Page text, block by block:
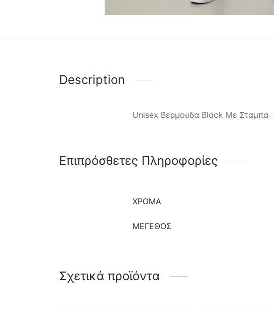
Description
Unisex Βερμουδα Block Με Σταμπα
Επιπρόσθετες Πληροφορίες
ΧΡΩΜΑ
ΜΈΓΕΘΟΣ
Σχετικά προϊόντα